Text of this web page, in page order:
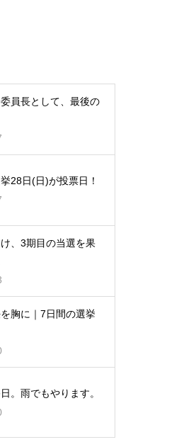
員長として、最後の
28日(日)が投票日！
、3期目の当選を果
胸に｜7日間の選挙
。雨でもやります。